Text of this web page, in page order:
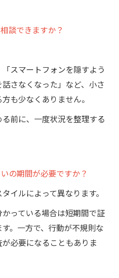
談できますか？
「スマートフォンを隠すよう
さなくなった」など、小さ
も少なくありません。
前に、一度状況を整理する
の期間が必要ですか？
イルによって異なります。
っている場合は短期間で証
。一方で、行動が不規則な
必要になることもありま